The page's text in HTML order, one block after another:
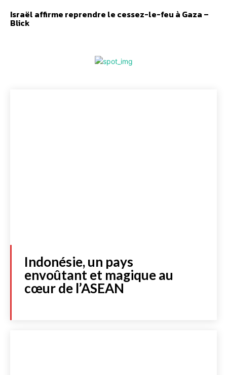
Israël affirme reprendre le cessez-le-feu à Gaza –
Blick
Indonésie, un pays
envoûtant et magique au
cœur de l’ASEAN